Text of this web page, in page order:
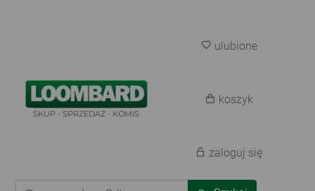
SKUP - SPRZEDAŻ - KOMIS
ulubione
koszyk
zaloguj się